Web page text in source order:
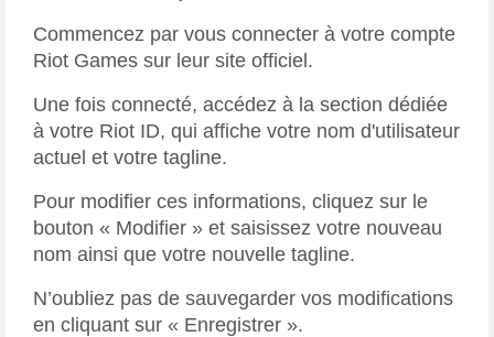
Commencez par vous connecter à votre compte
Riot Games sur leur site officiel.
Une fois connecté, accédez à la section dédiée
à votre Riot ID, qui affiche votre nom d'utilisateur
actuel et votre tagline.
Pour modifier ces informations, cliquez sur le
bouton « Modifier » et saisissez votre nouveau
nom ainsi que votre nouvelle tagline.
N’oubliez pas de sauvegarder vos modifications
en cliquant sur « Enregistrer ».